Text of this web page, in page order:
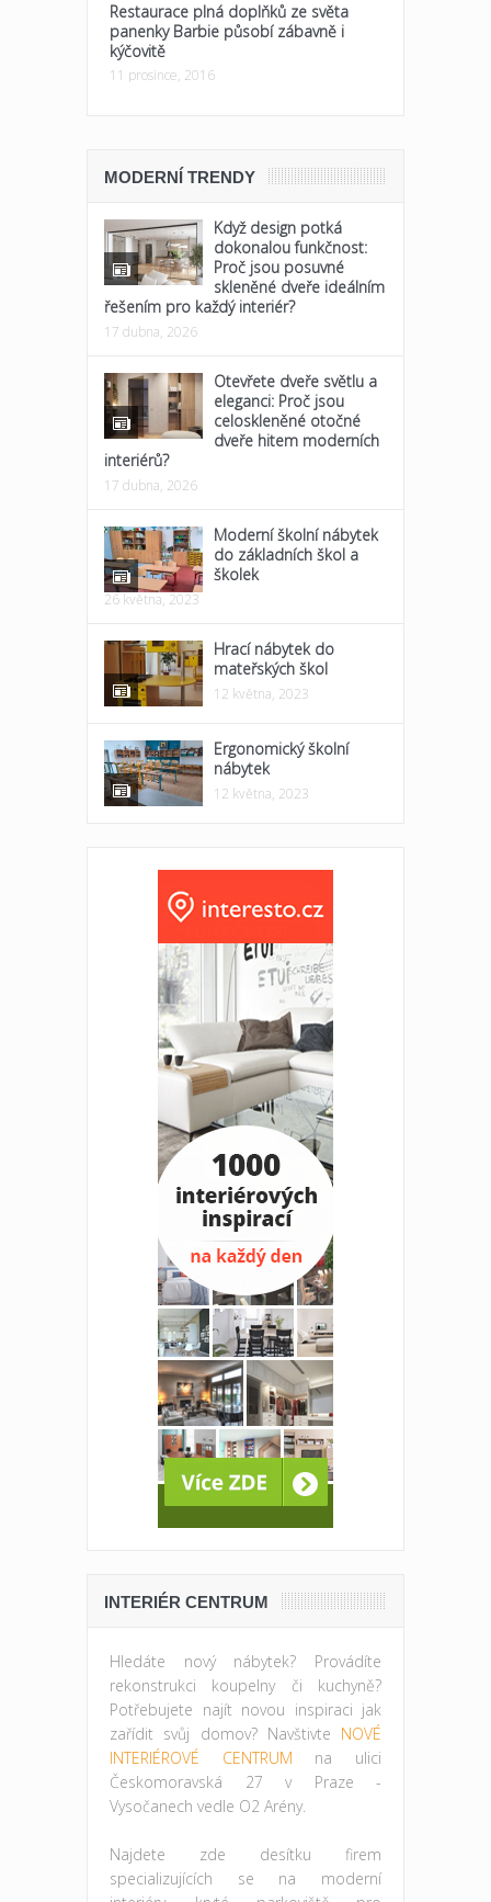
Restaurace plná doplňků ze světa
panenky Barbie působí zábavně i
kýčovitě
11 prosince, 2016
MODERNÍ TRENDY
Když design potká
dokonalou funkčnost:
Proč jsou posuvné
skleněné dveře ideálním
řešením pro každý interiér?
17 dubna, 2026
Otevřete dveře světlu a
eleganci: Proč jsou
celoskleněné otočné
dveře hitem moderních
interiérů?
17 dubna, 2026
Moderní školní nábytek
do základních škol a
školek
26 května, 2023
Hrací nábytek do
mateřských škol
12 května, 2023
Ergonomický školní
nábytek
12 května, 2023
INTERIÉR CENTRUM
Hledáte nový nábytek? Provádíte
rekonstrukci koupelny či kuchyně?
Potřebujete najít novou inspiraci jak
zařídit svůj domov? Navštivte NOVÉ
INTERIÉROVÉ CENTRUM na ulici
Českomoravská 27 v Praze -
Vysočanech vedle O2 Arény.
Najdete zde desítku firem
specializujících se na moderní